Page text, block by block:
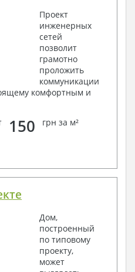
с общими данными
водоснабжения и
схема водоснабжения и
материалов
план силовых сетей
потенциалов
заземления
Проект
инженерных
сетей
позволит
грамотно
проложить
коммуникации
комфортным и
150 грн за м²
Дом,
построенный
по типовому
проекту,
может